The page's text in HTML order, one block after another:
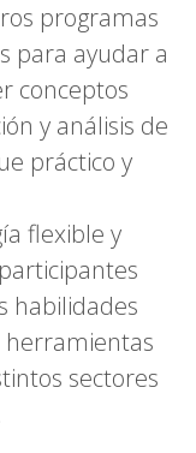
programas
para ayudar a
conceptos
y análisis de
práctico y
flexible y
habilidades
herramientas
sectores